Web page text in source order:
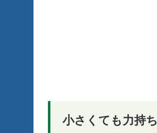
小さくても力持ち